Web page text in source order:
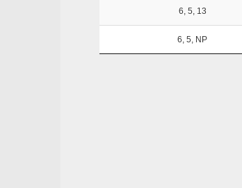
6, 5, 13
6, 5, NP